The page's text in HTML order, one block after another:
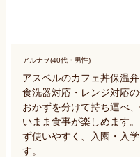
アルナヲ(40代・男性)
アスベルのカフェ丼保温
食洗器対応・レンジ対応
おかずを分けて持ち運べ
いまま食事が楽しめます
ず使いやすく、入園・入
す。